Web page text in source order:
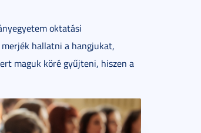
oktatási
hallatni a hangjukat,
maguk köré gyűjteni, hiszen a